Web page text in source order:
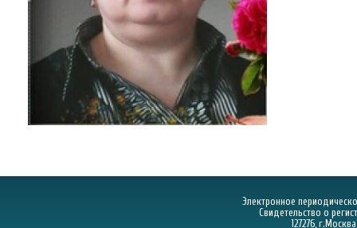
Электронное
Свидетельство о
127276,